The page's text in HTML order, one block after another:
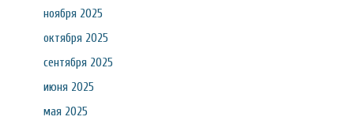
ноября 2025
октября 2025
сентября 2025
июня 2025
мая 2025